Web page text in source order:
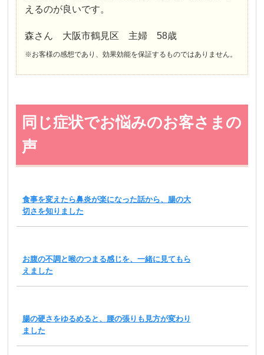
えるのが良いです。
森さん 大阪市鶴見区 主婦 58歳
※お客様の感想であり、効果効能を保証するものではありません。
同じ症状でお悩みのお客さまの
声
食事を変えたら鼻炎が楽になった話から、腸の大
切さを知りました
お腹の不調と喉のつまる感じを、一緒に見てもら
えました
腸の硬さをゆるめると、腰の張りも見方が変わり
ました